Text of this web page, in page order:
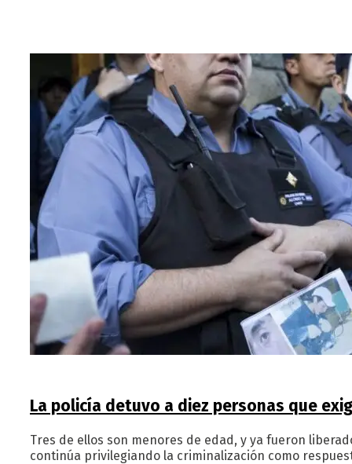
La policía detuvo a diez personas que
Tres de ellos son menores de edad, y ya fueron
continúa privilegiando la criminalización como